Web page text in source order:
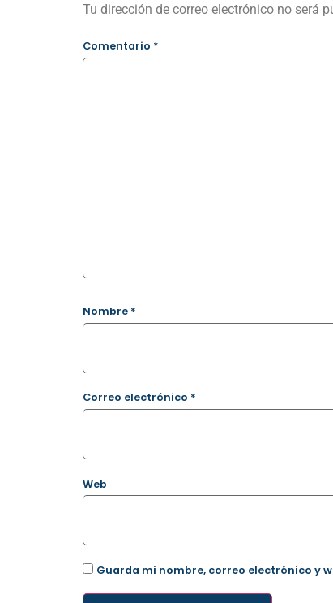
Tu dirección de correo electrónico no será
Comentario *
Nombre *
Correo electrónico *
Web
Guarda mi nombre, correo electrónico y